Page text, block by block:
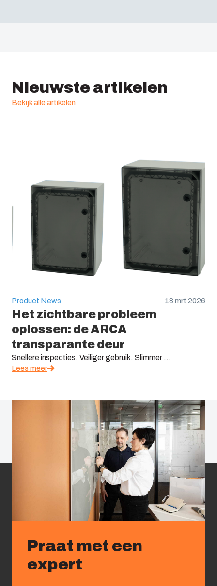
Nieuwste artikelen
Bekijk alle artikelen
Product News 18 mrt 2026
Het zichtbare probleem
oplossen: de ARCA
transparante deur
Snellere inspecties. Veiliger gebruik. Slimmer ...
Lees meer
Praat met een
expert